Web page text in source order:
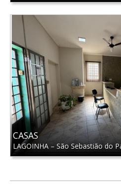
CASAS
LAGOINHA – São Sebastião do